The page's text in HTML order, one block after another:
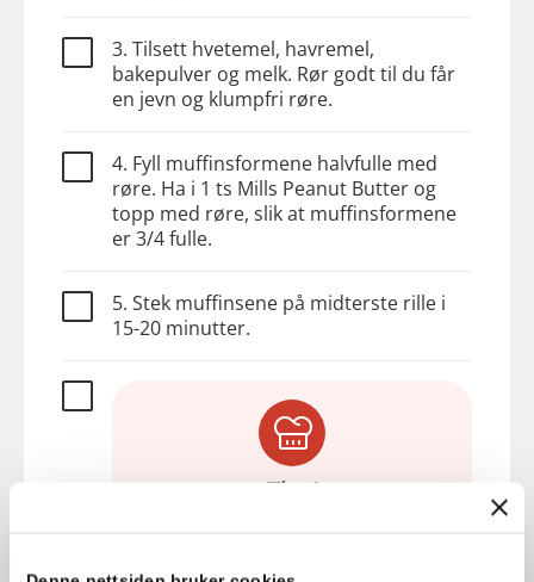
3. Tilsett hvetemel, havremel,
bakepulver og melk. Rør godt til du får
en jevn og klumpfri røre.
4. Fyll muffinsformene halvfulle med
røre. Ha i 1 ts Mills Peanut Butter og
topp med røre, slik at muffinsformene
er 3/4 fulle.
5. Stek muffinsene på midterste rille i
15-20 minutter.
Tips!
peanøttglasur på toppen.